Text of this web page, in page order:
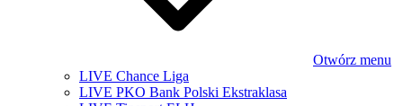
Otwórz menu
LIVE Chance Liga
LIVE PKO Bank Polski Ekstraklasa